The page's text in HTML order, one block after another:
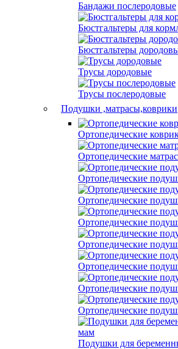
Бандажи послеродовые
Бюстгальтеры для
Бюстгальтеры
Трусы дородовые
Трусы послеродовые
Подушки ,матрасы,коврики
Ортопедические
Ортопедические
Ортопедические
Ортопедические
Ортопедические
Ортопедические
Ортопедические
Ортопедические
Ортопедические
Подушки для